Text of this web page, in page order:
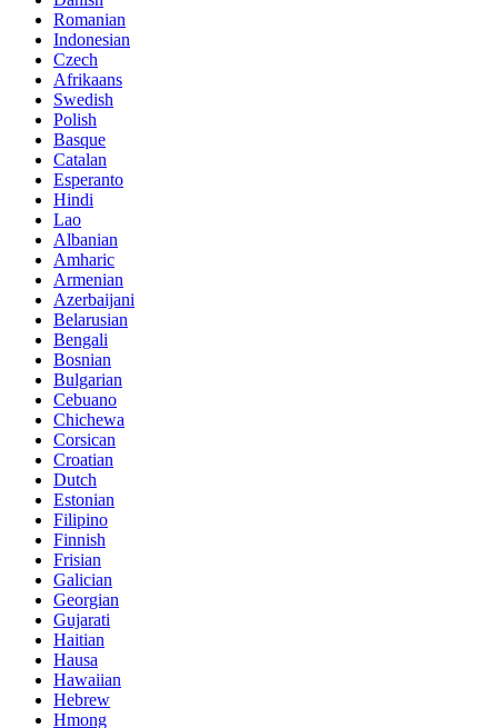
Romanian
Indonesian
Czech
Afrikaans
Swedish
Polish
Basque
Catalan
Esperanto
Hindi
Lao
Albanian
Amharic
Armenian
Azerbaijani
Belarusian
Bengali
Bosnian
Bulgarian
Cebuano
Chichewa
Corsican
Croatian
Dutch
Estonian
Filipino
Finnish
Frisian
Galician
Georgian
Gujarati
Haitian
Hausa
Hawaiian
Hebrew
Hmong